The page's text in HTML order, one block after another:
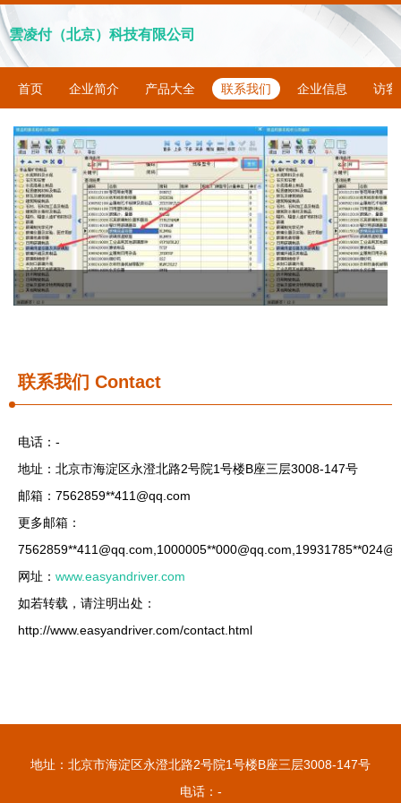
雲凌付（北京）科技有限公司
首页 企业简介 产品大全 联系我们 企业信息 访客
联系我们 Contact
电话：-
地址：北京市海淀区永澄北路2号院1号楼B座三层3008-147号
邮箱：7562859**411@qq.com
更多邮箱：
7562859**411@qq.com ,1000005**000@qq.com ,19931785**
网址： www.easyandriver.com
如若转载，请注明出处：
http://www.easyandriver.com/contact.html
地址：北京市海淀区永澄北路2号院1号楼B座三层3008-147号
电话：-